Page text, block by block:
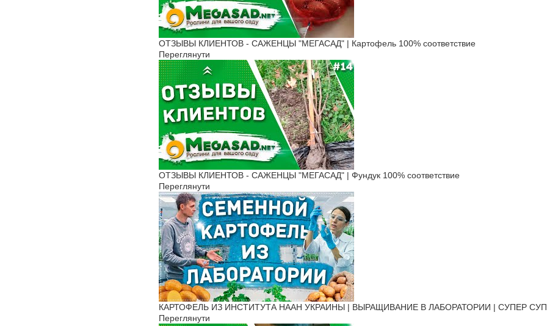
ОТЗЫВЫ КЛИЕНТОВ - САЖЕНЦЫ "МЕГАСАД" | Картофель 100% соответствие
Переглянути
ОТЗЫВЫ КЛИЕНТОВ - САЖЕНЦЫ "МЕГАСАД" | Фундук 100% соответствие
Переглянути
КАРТОФЕЛЬ ИЗ ИНСТИТУТА НААН УКРАИНЫ | ВЫРАЩИВАНИЕ В ЛАБОРАТОРИИ | СУПЕР
Переглянути